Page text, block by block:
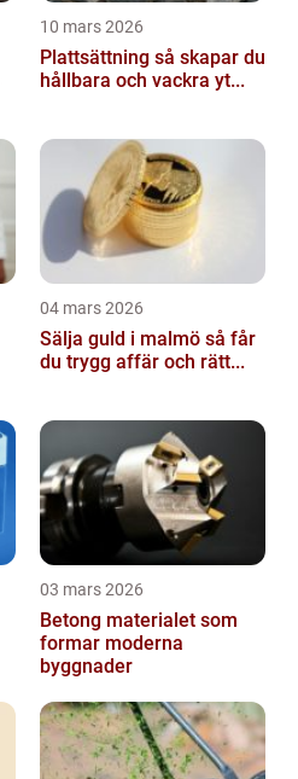
10 mars 2026
Plattsättning så skapar du
hållbara och vackra yt...
04 mars 2026
Sälja guld i malmö så får
du trygg affär och rätt...
03 mars 2026
Betong materialet som
formar moderna
byggnader